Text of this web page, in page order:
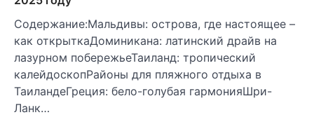
Содержание:Мальдивы: острова, где настоящее –
как открыткаДоминикана: латинский драйв на
лазурном побережьеТаиланд: тропический
калейдоскопРайоны для пляжного отдыха в
ТаиландеГреция: бело-голубая гармонияШри-
Ланк…